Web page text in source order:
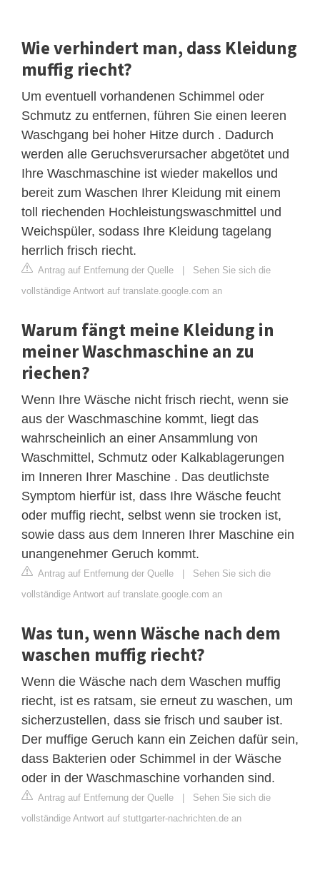
Wie verhindert man, dass Kleidung
muffig riecht?
Um eventuell vorhandenen Schimmel oder
Schmutz zu entfernen, führen Sie einen leeren
Waschgang bei hoher Hitze durch . Dadurch
werden alle Geruchsverursacher abgetötet und
Ihre Waschmaschine ist wieder makellos und
bereit zum Waschen Ihrer Kleidung mit einem
toll riechenden Hochleistungswaschmittel und
Weichspüler, sodass Ihre Kleidung tagelang
herrlich frisch riecht.
Antrag auf Entfernung der Quelle | Sehen Sie sich die
vollständige Antwort auf translate.google.com an
Warum fängt meine Kleidung in
meiner Waschmaschine an zu
riechen?
Wenn Ihre Wäsche nicht frisch riecht, wenn sie
aus der Waschmaschine kommt, liegt das
wahrscheinlich an einer Ansammlung von
Waschmittel, Schmutz oder Kalkablagerungen
im Inneren Ihrer Maschine . Das deutlichste
Symptom hierfür ist, dass Ihre Wäsche feucht
oder muffig riecht, selbst wenn sie trocken ist,
sowie dass aus dem Inneren Ihrer Maschine ein
unangenehmer Geruch kommt.
Antrag auf Entfernung der Quelle | Sehen Sie sich die
vollständige Antwort auf translate.google.com an
Was tun, wenn Wäsche nach dem
waschen muffig riecht?
Wenn die Wäsche nach dem Waschen muffig
riecht, ist es ratsam, sie erneut zu waschen, um
sicherzustellen, dass sie frisch und sauber ist.
Der muffige Geruch kann ein Zeichen dafür sein,
dass Bakterien oder Schimmel in der Wäsche
oder in der Waschmaschine vorhanden sind.
Antrag auf Entfernung der Quelle | Sehen Sie sich die
vollständige Antwort auf stuttgarter-nachrichten.de an